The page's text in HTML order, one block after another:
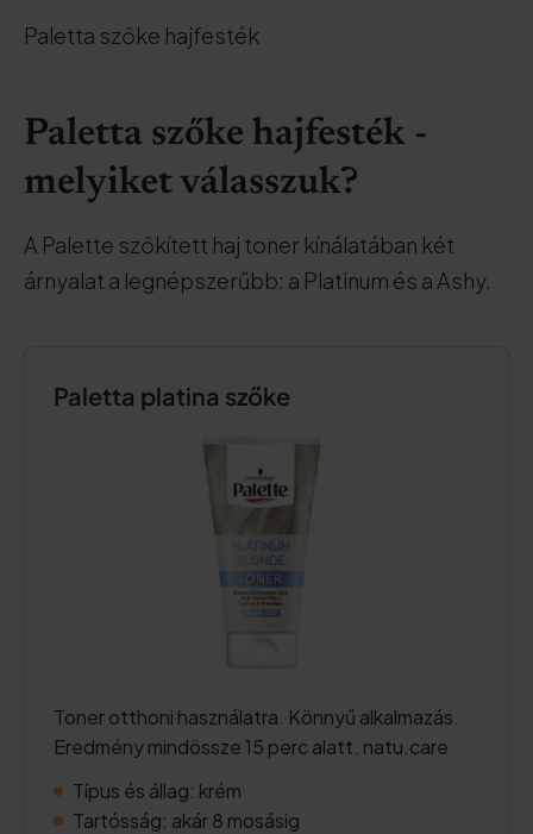
Paletta szőke hajfesték
Paletta szőke hajfesték -
melyiket válasszuk?
A Palette szőkített haj toner kínálatában két
árnyalat a legnépszerűbb: a Platinum és a Ashy.
Paletta platina szőke
Toner otthoni használatra. Könnyű alkalmazás.
Eredmény mindössze 15 perc alatt. natu.care
Típus és állag: krém
Tartósság: akár 8 mosásig